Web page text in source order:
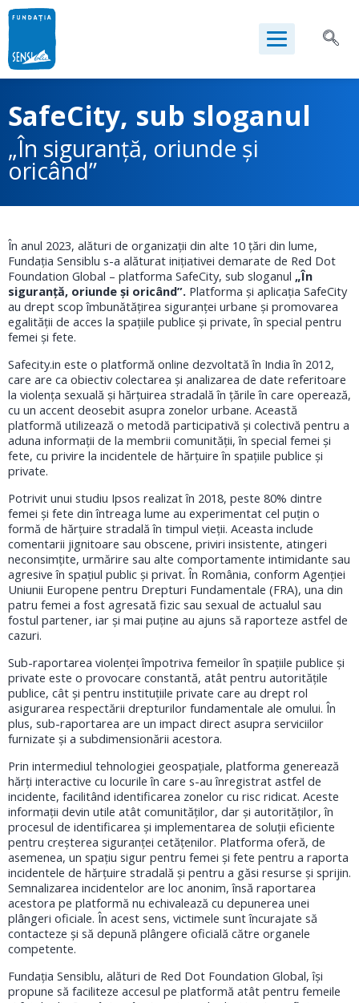
SafeCity, sub sloganul
„În siguranță, oriunde și
oricând”
În anul 2023, alături de organizații din alte 10 țări din lume,
Fundația Sensiblu s-a alăturat inițiativei demarate de Red Dot
Foundation Global – platforma SafeCity, sub sloganul „În
siguranță, oriunde și oricând”. Platforma și aplicația SafeCity
au drept scop îmbunătățirea siguranței urbane și promovarea
egalității de acces la spațiile publice și private, în special pentru
femei și fete.
Safecity.in este o platformă online dezvoltată în India în 2012,
care are ca obiectiv colectarea și analizarea de date referitoare
la violența sexuală și hărțuirea stradală în țările în care operează,
cu un accent deosebit asupra zonelor urbane. Această
platformă utilizează o metodă participativă și colectivă pentru a
aduna informații de la membrii comunității, în special femei și
fete, cu privire la incidentele de hărțuire în spațiile publice și
private.
Potrivit unui studiu Ipsos realizat în 2018, peste 80% dintre
femei și fete din întreaga lume au experimentat cel puțin o
formă de hărțuire stradală în timpul vieții. Aceasta include
comentarii jignitoare sau obscene, priviri insistente, atingeri
neconsimțite, urmărire sau alte comportamente intimidante sau
agresive în spațiul public și privat. În România, conform Agenției
Uniunii Europene pentru Drepturi Fundamentale (FRA), una din
patru femei a fost agresată fizic sau sexual de actualul sau
fostul partener, iar și mai puține au ajuns să raporteze astfel de
cazuri.
Sub-raportarea violenței împotriva femeilor în spațiile publice și
private este o provocare constantă, atât pentru autoritățile
publice, cât și pentru instituțiile private care au drept rol
asigurarea respectării drepturilor fundamentale ale omului. În
plus, sub-raportarea are un impact direct asupra serviciilor
furnizate și a subdimensionării acestora.
Prin intermediul tehnologiei geospațiale, platforma generează
hărți interactive cu locurile în care s-au înregistrat astfel de
incidente, facilitând identificarea zonelor cu risc ridicat. Aceste
informații devin utile atât comunităților, dar și autorităților, în
procesul de identificarea și implementarea de soluții eficiente
pentru creșterea siguranței cetățenilor. Platforma oferă, de
asemenea, un spațiu sigur pentru femei și fete pentru a raporta
incidentele de hărțuire stradală și pentru a găsi resurse și sprijin.
Semnalizarea incidentelor are loc anonim, însă raportarea
acestora pe platformă nu echivalează cu depunerea unei
plângeri oficiale. În acest sens, victimele sunt încurajate să
contacteze și să depună plângere oficială către organele
competente.
Fundația Sensiblu, alături de Red Dot Foundation Global, își
propune să faciliteze accesul pe platformă atât pentru femeile